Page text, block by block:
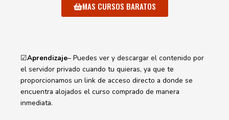
MAS CURSOS BARATOS
☑Aprendizaje– Puedes ver y descargar el contenido por
el servidor privado cuando tu quieras, ya que te
proporcionamos un link de acceso directo a donde se
encuentra alojados el curso comprado de manera
inmediata.